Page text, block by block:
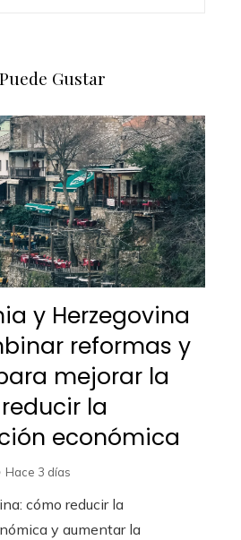
Gustar
y Herzegovina
reformas y
mejorar la
la
económica
Hace 3 días
cómo reducir la
y aumentar la